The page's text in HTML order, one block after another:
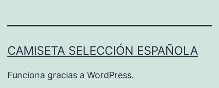
CAMISETA SELECCIÓN ESPAÑOLA
Funciona gracias a WordPress.